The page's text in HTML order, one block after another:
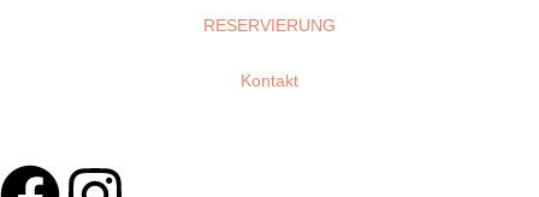
RESERVIERUNG
Kontakt